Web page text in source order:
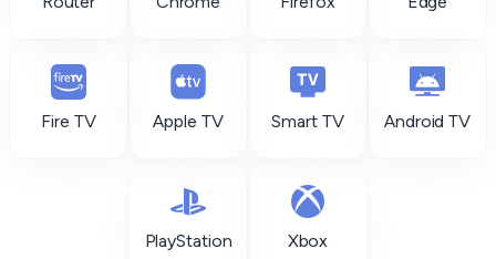
Fire TV Apple TV Smart TV Android TV
PlayStation Xbox